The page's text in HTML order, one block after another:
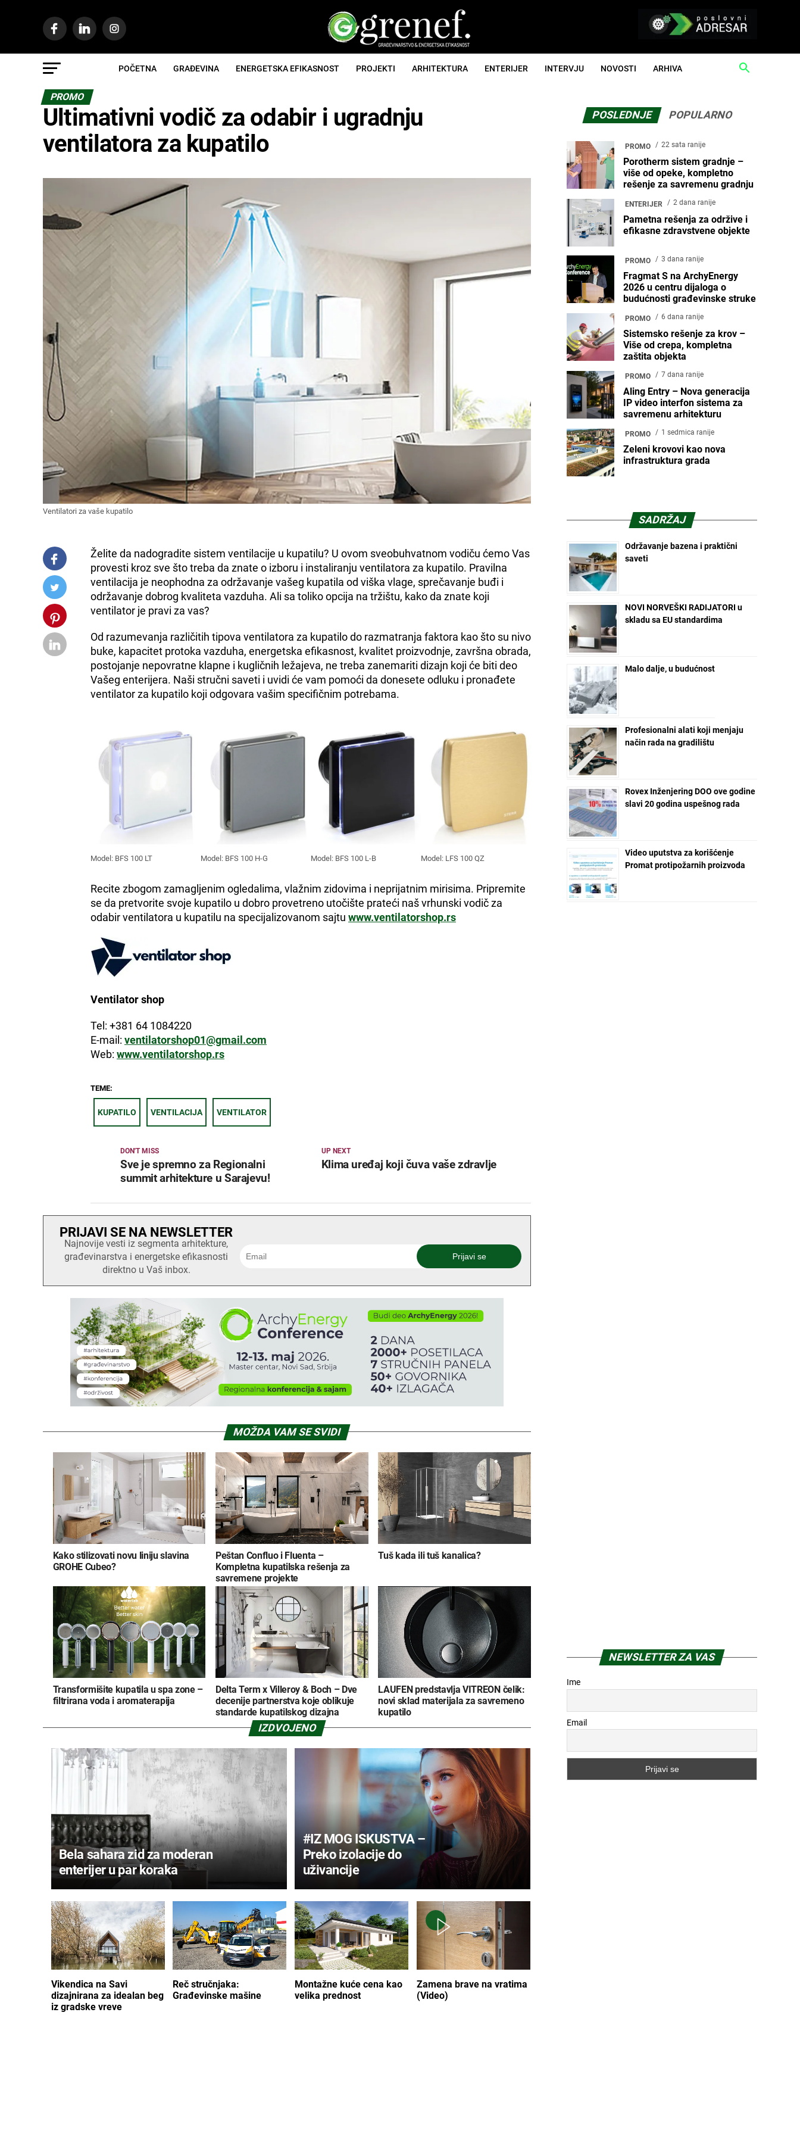
POČETNA GRAĐEVINA ENERGETSKA EFIKASNOST PROJEKTI ARHITEKTURA ENTERIJER INTERVJU NOVOSTI ARHIVA
PROMO
Ultimativni vodič za odabir i ugradnju
ventilatora za kupatilo
Ventilatori za vaše kupatilo
Želite da nadogradite sistem ventilacije u kupatilu? U ovom sveobuhvatnom vodiču ćemo Vas
provesti kroz sve što treba da znate o izboru i instaliranju ventilatora za kupatilo. Pravilna
ventilacija je neophodna za održavanje vašeg kupatila od viška vlage, sprečavanje buđi i
održavanje dobrog kvaliteta vazduha. Ali sa toliko opcija na tržištu, kako da znate koji
ventilator je pravi za vas?
Od razumevanja različitih tipova ventilatora za kupatilo do razmatranja faktora kao što su nivo
buke, kapacitet protoka vazduha, energetska efikasnost, kvalitet proizvodnje, završna obrada,
postojanje nepovratne klapne i kugličnih ležajeva, ne treba zanemariti dizajn koji će biti deo
Vašeg enterijera. Naši stručni saveti i uvidi će vam pomoći da donesete odluku i pronađete
ventilator za kupatilo koji odgovara vašim specifičnim potrebama.
Model: BFS 100 LT Model: BFS 100 H-G Model: BFS 100 L-B Model: LFS 100 QZ
Recite zbogom zamagljenim ogledalima, vlažnim zidovima i neprijatnim mirisima. Pripremite
se da pretvorite svoje kupatilo u dobro provetreno utočište prateći naš vrhunski vodič za
odabir ventilatora u kupatilu na specijalizovanom sajtu www.ventilatorshop.rs
Ventilator shop
Tel: +381 64 1084220
E-mail: ventilatorshop01@gmail.com
Web: www.ventilatorshop.rs
TEME:
KUPATILO VENTILACIJA VENTILATOR
UP NEXT
Klima uređaj koji čuva vaše zdravlje
DON'T MISS
Sve je spremno za Regionalni
summit arhitekture u Sarajevu!
PRIJAVI SE NA NEWSLETTER
Najnovije vesti iz segmenta arhitekture,
građevinarstva i energetske efikasnosti
direktno u Vaš inbox.
MOŽDA VAM SE SVIDI
Kako stilizovati novu liniju slavina
GROHE Cubeo?
Peštan Confluo i Fluenta –
Kompletna kupatilska rešenja za
savremene projekte
Tuš kada ili tuš kanalica?
Transformišite kupatila u spa zone –
filtrirana voda i aromaterapija
Delta Term x Villeroy & Boch – Dve
decenije partnerstva koje oblikuje
standarde kupatilskog dizajna
LAUFEN predstavlja VITREON čelik:
novi sklad materijala za savremeno
kupatilo
IZDVOJENO
Bela sahara zid za moderan
enterijer u par koraka
#IZ MOG ISKUSTVA –
Preko izolacije do
uživancije
Vikendica na Savi
dizajnirana za idealan beg
iz gradske vreve
Reč stručnjaka:
Građevinske mašine
Montažne kuće cena kao
velika prednost
Zamena brave na vratima
(Video)
POSLEDNJE POPULARNO
PROMO 22 sata ranije
Porotherm sistem gradnje –
više od opeke, kompletno
rešenje za savremenu gradnju
ENTERIJER 2 dana ranije
Pametna rešenja za održive i
efikasne zdravstvene objekte
PROMO 3 dana ranije
Fragmat S na ArchyEnergy
2026 u centru dijaloga o
budućnosti građevinske struke
PROMO 6 dana ranije
Sistemsko rešenje za krov –
Više od crepa, kompletna
zaštita objekta
PROMO 7 dana ranije
Aling Entry – Nova generacija
IP video interfon sistema za
savremenu arhitekturu
PROMO 1 sedmica ranije
Zeleni krovovi kao nova
infrastruktura grada
SADRŽAJ
Održavanje bazena i praktični
saveti
NOVI NORVEŠKI RADIJATORI u
skladu sa EU standardima
Malo dalje, u budućnost
Profesionalni alati koji menjaju
način rada na gradilištu
Rovex Inženjering DOO ove godine
slavi 20 godina uspešnog rada
Video uputstva za korišćenje
Promat protipožarnih proizvoda